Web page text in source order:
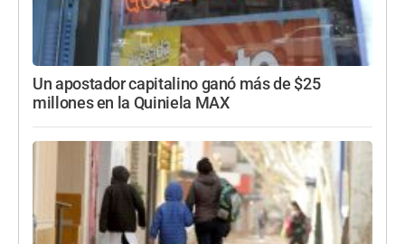
Un apostador capitalino ganó más de $25
millones en la Quiniela MAX